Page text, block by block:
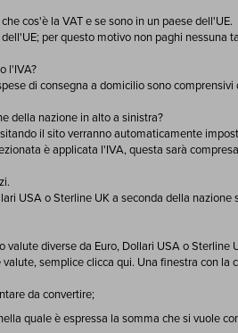
cos'è la VAT e se sono in un paese dell'UE.
per questo motivo non paghi nessuna
l'IVA?
di consegna a domicilio sono
della nazione in alto a sinistra?
il sito verranno automaticamente
è applicata l'IVA, questa sarà
USA o Sterline UK a seconda della
valute diverse da Euro, Dollari USA o Sterline
semplice clicca qui. Una finestra con la
da convertire;
quale è espressa la somma che si vuole